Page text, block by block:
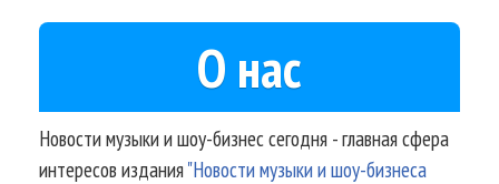
О нас
Новости музыки и шоу-бизнес сегодня - главная сфера
интересов издания"Новости музыки и шоу-бизнеса